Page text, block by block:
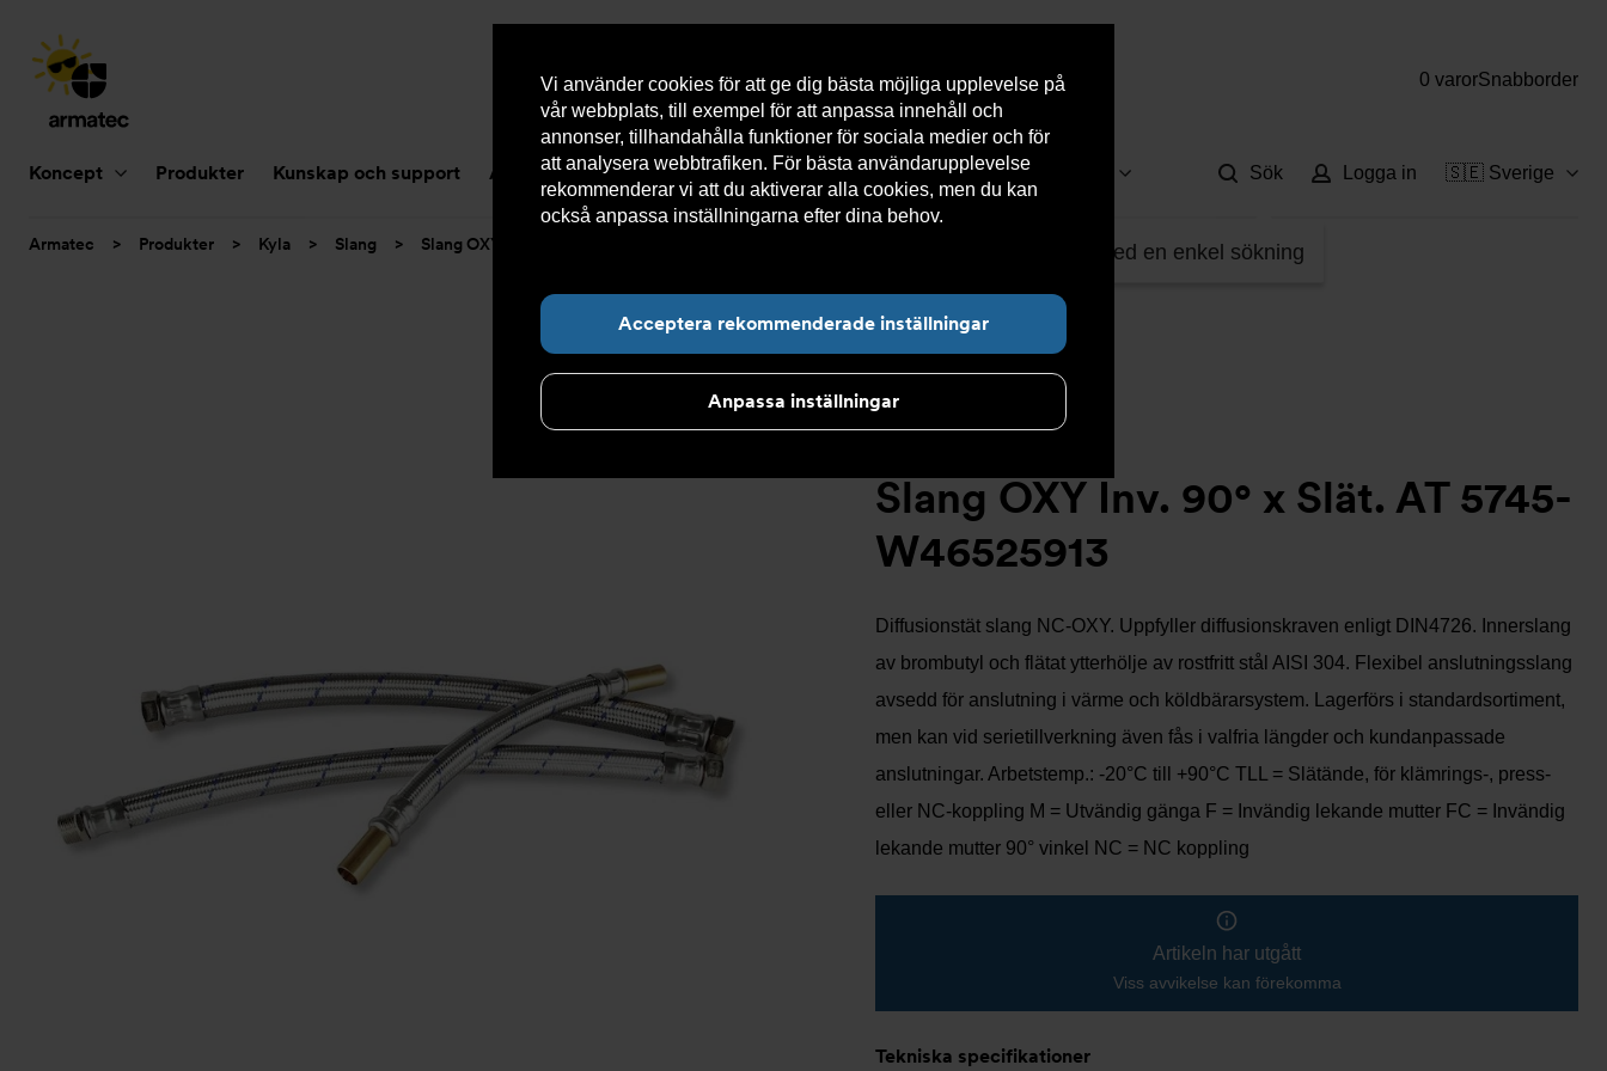
Vi använder cookies för att ge dig bästa möjliga upplevelse på
vår webbplats, till exempel för att anpassa innehåll och
annonser, tillhandahålla funktioner för sociala medier och för
att analysera webbtrafiken. För bästa användarupplevelse
rekommenderar vi att du aktiverar alla cookies, men du kan
också anpassa inställningarna efter dina behov.
Acceptera rekommenderade inställningar
Anpassa inställningar
0 varorSnabborder
Koncept Produkter Kunskap och support Aktuellt Om Armatec Hållbarhet Kontakta oss Kundservice
Hitta det du letar efter med en enkel sökning
Sök Logga in 🇸🇪 Sverige
Du
Armatec > Produkter > Kyla > Slang > Slang OXY
Slang OXY Inv. 90° x Slät. AT 5745-
W46525913
Diffusionstät slang NC-OXY. Uppfyller diffusionskraven enligt DIN4726. Innerslang
av brombutyl och flätat ytterhölje av rostfritt stål AISI 304. Flexibel anslutningsslang
avsedd för anslutning i värme och köldbärarsystem. Lagerförs i standardsortiment,
men kan vid serietillverkning även fås i valfria längder och kundanpassade
anslutningar. Arbetstemp.: -20°C till +90°C TLL = Slätände, för klämrings-, press-
eller NC-koppling M = Utvändig gänga F = Invändig lekande mutter FC = Invändig
lekande mutter 90° vinkel NC = NC koppling
Artikeln har utgått
Viss avvikelse kan förekomma
Tekniska specifikationer